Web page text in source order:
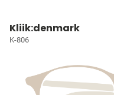
Kliik:denmark
K-806